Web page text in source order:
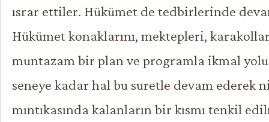
ısrar ettiler. Hükümet de tedbirlerinde
Hükümet konaklarını, mektepleri,
muntazam bir plan ve programla ikmal
seneye kadar hal bu suretle devam ederek
mıntıkasında kalanların bir kısmı tenkil